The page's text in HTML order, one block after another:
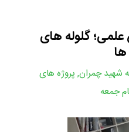
گلوله های
شهید چمران, پروژه های
جمعه